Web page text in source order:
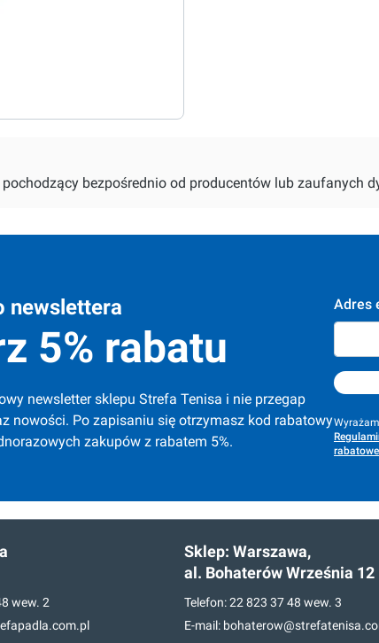
bezpośrednio od producentów lub zaufanych
newslettera
5% rabatu
newsletter sklepu Strefa Tenisa i nie przegap
nowości. Po zapisaniu się otrzymasz kod rabatowy
zakupów z rabatem 5%.
Adres
wew. 2
Sklep: Warszawa,
al. Bohaterów Września 12
Telefon:22 823 37 48 wew. 3
E-mail: